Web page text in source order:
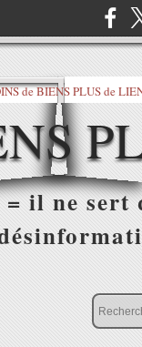
il ne sert